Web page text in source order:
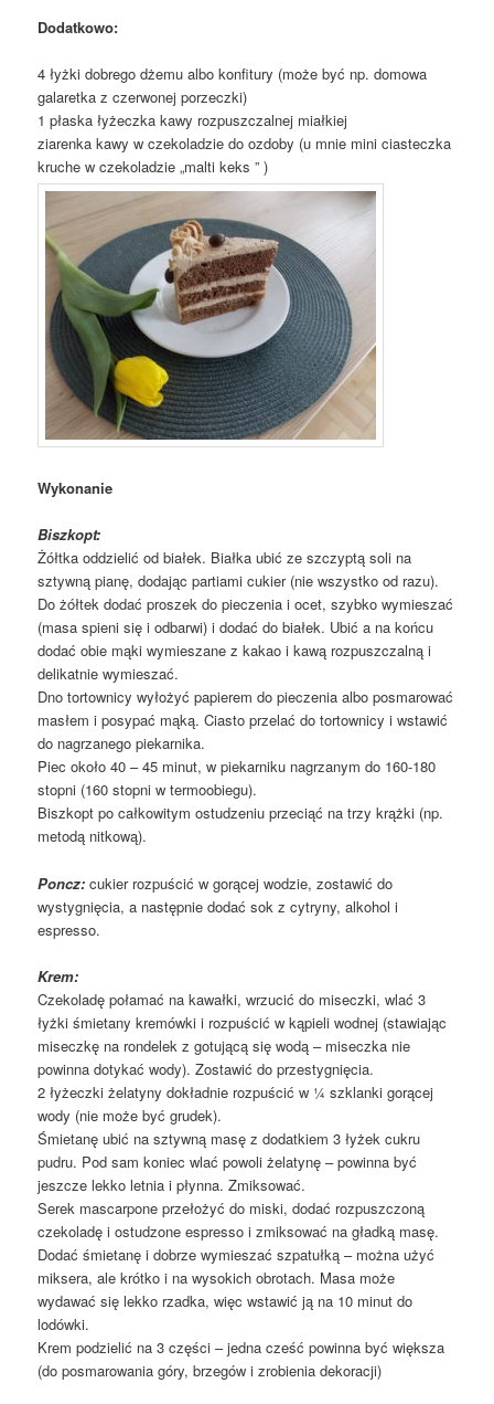
Dodatkowo:
4 łyżki dobrego dżemu albo konfitury (może być np. domowa
galaretka z czerwonej porzeczki)
1 płaska łyżeczka kawy rozpuszczalnej miałkiej
ziarenka kawy w czekoladzie do ozdoby (u mnie mini ciasteczka
kruche w czekoladzie „malti keks ” )
Wykonanie
Biszkopt:
Żółtka oddzielić od białek. Białka ubić ze szczyptą soli na
sztywną pianę, dodając partiami cukier (nie wszystko od razu).
Do żółtek dodać proszek do pieczenia i ocet, szybko wymieszać
(masa spieni się i odbarwi) i dodać do białek. Ubić a na końcu
dodać obie mąki wymieszane z kakao i kawą rozpuszczalną i
delikatnie wymieszać.
Dno tortownicy wyłożyć papierem do pieczenia albo posmarować
masłem i posypać mąką. Ciasto przelać do tortownicy i wstawić
do nagrzanego piekarnika.
Piec około 40 – 45 minut, w piekarniku nagrzanym do 160-180
stopni (160 stopni w termoobiegu).
Biszkopt po całkowitym ostudzeniu przeciąć na trzy krążki (np.
metodą nitkową).
Poncz: cukier rozpuścić w gorącej wodzie, zostawić do
wystygnięcia, a następnie dodać sok z cytryny, alkohol i
espresso.
Krem:
Czekoladę połamać na kawałki, wrzucić do miseczki, wlać 3
łyżki śmietany kremówki i rozpuścić w kąpieli wodnej (stawiając
miseczkę na rondelek z gotującą się wodą – miseczka nie
powinna dotykać wody). Zostawić do przestygnięcia.
2 łyżeczki żelatyny dokładnie rozpuścić w ¼ szklanki gorącej
wody (nie może być grudek).
Śmietanę ubić na sztywną masę z dodatkiem 3 łyżek cukru
pudru. Pod sam koniec wlać powoli żelatynę – powinna być
jeszcze lekko letnia i płynna. Zmiksować.
Serek mascarpone przełożyć do miski, dodać rozpuszczoną
czekoladę i ostudzone espresso i zmiksować na gładką masę.
Dodać śmietanę i dobrze wymieszać szpatułką – można użyć
miksera, ale krótko i na wysokich obrotach. Masa może
wydawać się lekko rzadka, więc wstawić ją na 10 minut do
lodówki.
Krem podzielić na 3 części – jedna cześć powinna być większa
(do posmarowania góry, brzegów i zrobienia dekoracji)